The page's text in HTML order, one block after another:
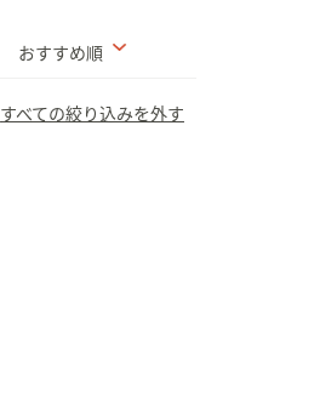
おすすめ順
すべての絞り込みを外す